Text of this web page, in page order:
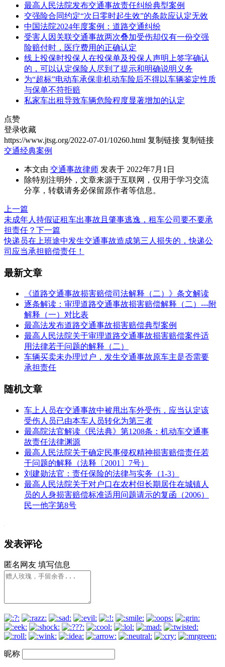
最高人民法院发布交通事故责任纠纷典型案例
交强险合同约定“次日零时起生效”的条款应认定无效
中国法院2024年度案例：道路交通纠纷
受害人因关联交通事故两次叠加受伤却仅有一份交强
险赔付时，医疗费用的正确认定
线上投保时投保人在投保单及投保人声明上签字确认
的，可以认定保险人尽到了提示和明确说明义务
为“超标”电动车承保非机动车险后不得以车辆鉴定性质
与保单不符拒赔
私家车出租导致车辆危险程度显著增加的认定
点赞
登录收藏
https://www.jtsg.org/2022-07-01/10260.html 复制链接 复制链接
交通经典案例
本文由 交通事故律师 发表于 2022年7月1日
除特别注明外，文章来源于互联网，仅用于学习交流
分享，转载请务必保留原作者等信息。
上一篇
未成年人持假证租车出事故且肇事逃逸，租车公司要不要承
担责任？ 下一篇
快递员在上班途中发生交通事故造成第三人损失的，快递公
司应当承担赔偿责任！
最新文章
《道路交通事故损害赔偿司法解释（二）》条文解读
逐条解读：审理道路交通事故损害赔偿解释（二）---附
解释（一）对比表
最高法发布道路交通事故损害赔偿典型案例
最高人民法院关于审理道路交通事故损害赔偿案件适
用法律若干问题的解释（二）
车辆买卖未办理过户，发生交通事故原车主是否需要
承担责任
随机文章
车上人员在交通事故中被甩出车外受伤，应当认定该
受伤人员已由本车人员转化为第三者
最高院法官解读《民法典》第1208条：机动车交通事
故责任法律渊源
最高人民法院关于确定民事侵权精神损害赔偿责任若
干问题的解释（法释〔2001〕7号）
刘建勋法官：责任保险的法律与实务（1-3）
最高人民法院关于对户口在农村但长期居住在城镇人
员的人身损害赔偿标准适用问题请示的复函（2006）
民一他字第8号
发表评论
匿名网友 填写信息
昵称